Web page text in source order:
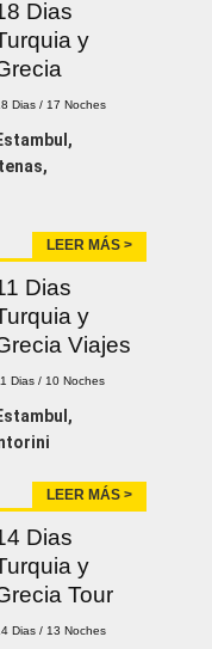
Dias
y
Dias / 17 Noches
LEER MÁS >
Dias
y
Viajes
Dias / 10 Noches
LEER MÁS >
Dias
y
Tour
Dias / 13 Noches